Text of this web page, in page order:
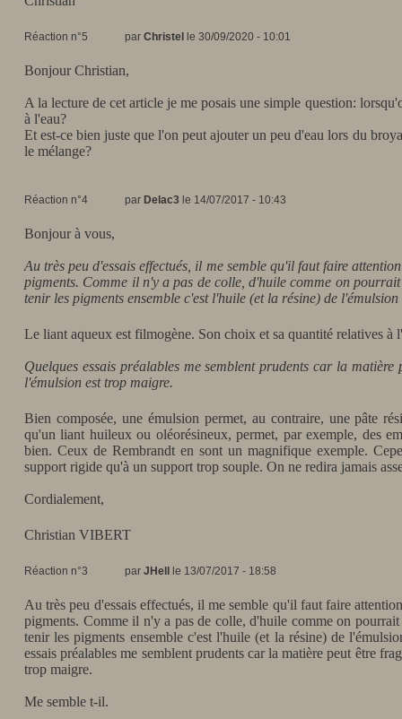
Réaction n°5 par Christel le 30/09/2020 - 10:01
Bonjour Christian,
A la lecture de cet article je me posais une simple question:
à l'eau?
Et est-ce bien juste que l'on peut ajouter un peu d'eau lors du
le mélange?
Réaction n°4 par Delac3 le 14/07/2017 - 10:43
Bonjour à vous,
Au très peu d'essais effectués, il me semble qu'il faut faire
pigments. Comme il n'y a pas de colle, d'huile comme on
tenir les pigments ensemble c'est l'huile (et la résine) de
Le liant aqueux est filmogène. Son choix et sa quantité relatives
Quelques essais préalables me semblent prudents car la
l'émulsion est trop maigre.
Bien composée, une émulsion permet, au contraire, une pâte
qu'un liant huileux ou oléorésineux, permet, par exemple, des
bien. Ceux de Rembrandt en sont un magnifique exemple.
support rigide qu'à un support trop souple. On ne redira jamais
Cordialement,
Christian VIBERT
Réaction n°3 par JHell le 13/07/2017 - 18:58
Au très peu d'essais effectués, il me semble qu'il faut faire
pigments. Comme il n'y a pas de colle, d'huile comme on
tenir les pigments ensemble c'est l'huile (et la résine) de
essais préalables me semblent prudents car la matière peut être
trop maigre.
Me semble t-il.